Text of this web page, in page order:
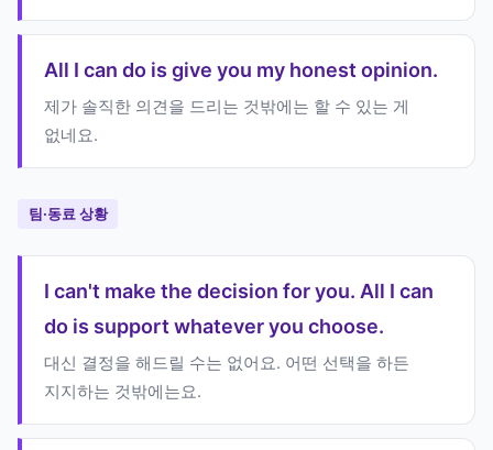
All I can do is give you my honest opinion.
제가 솔직한 의견을 드리는 것밖에는 할 수 있는 게
없네요.
팀·동료 상황
I can't make the decision for you. All I can
do is support whatever you choose.
대신 결정을 해드릴 수는 없어요. 어떤 선택을 하든
지지하는 것밖에는요.